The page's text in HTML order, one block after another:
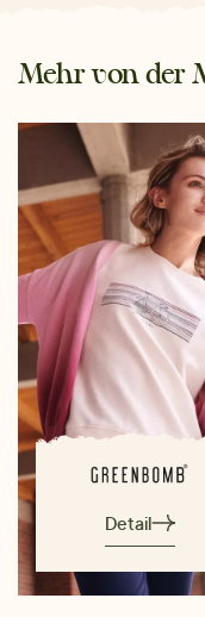
Mehr von der
Detail